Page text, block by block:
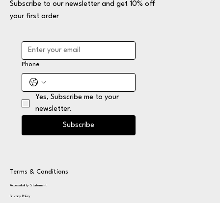
Subscribe to our newsletter and get 10% off
your first order
Phone
Yes, Subscribe me to your
newsletter.
Subscribe
Terms & Conditions
Privacy Policy
Accessibility Statement